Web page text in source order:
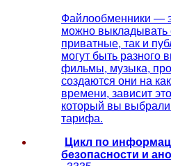
Файлообменники —
можно выкладывать
приватные, так и
могут быть разного
фильмы, музыка,
создаются они на
времени, зависит
который вы
тарифа.
Цикл пo
безопасности и